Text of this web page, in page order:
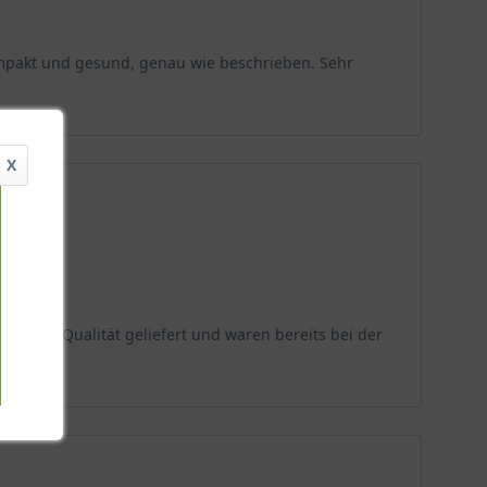
aufrechten, verzweigten Stängel tragen im
stammt die Art aus Ostasien, wo sie in
Blüte und gute Winterhärte geschätzt werden.
doppelt bis dreifach gefiedert und erinnern an
dichte, rispenförmige Blütenstände, die bis zu
Nach der Blüte entwickeln sich unscheinbare
Obwohl sie als pflegeleicht gilt, sind die
und gesund, genau wie beschrieben. Sehr
Qualität geliefert und waren bereits bei der
X